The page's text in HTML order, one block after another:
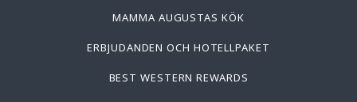
MAMMA AUGUSTAS KÖK
ERBJUDANDEN OCH HOTELLPAKET
BEST WESTERN REWARDS